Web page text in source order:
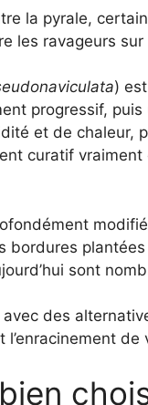
la pyrale,
les ravageurs
)
progressif,
et de
curatif
sont
des